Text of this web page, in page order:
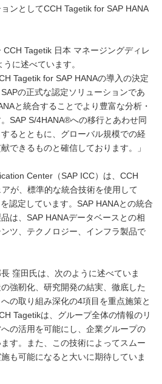
ンとしてCCH Tagetik for SAP HANA
Tagetik 日本 マネージングディレ
に述べています。
Tagetik for SAP HANAの導入の決定
の正式な認定ソリューションであ
と統合することでより豊富な分析・
SAP S/4HANA®への移行とあわせ同
るとともに、グローバル規模での経
できるものと確信しております。」
Center（SAP ICC）は、CCH
が、標準的な統合技術を使用して
認定しています。SAP HANAとの統合
は、SAP HANAデータベースとの相
ツ、テクノロジー、インフラ製品で
窪田氏は、次のように述べていま
強靭化、研究開発の結実、徹底した
の取り組み深化の4項目を重点施策と
Tagetikは、グループ全体の情報のリ
の活用を可能にし、企業グループの
す。また、この技術によってスムー
も可能になると大いに期待していま